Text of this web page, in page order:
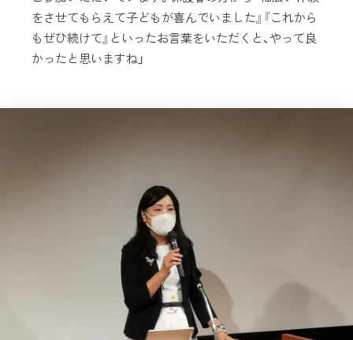
をさせてもらえて子どもが喜んでいました』『これから
もぜひ続けて』といったお言葉をいただくと、やって良
かったと思いますね」